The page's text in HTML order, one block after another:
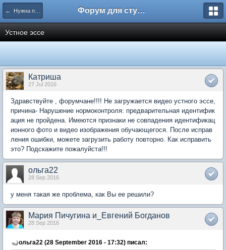
← Нужна помощь Форум для студента СГА
Устное эссе
Катриша
27 Jul 2016
Здравствуйте , форумчане!!!! Не загружается видео устного эссе,
причина- Нарушение нормоконтроля: предварительная идентифик
ация не пройдена. Имеются признаки не совпадения идентификац
ионного фото и видео изображения обучающегося. После исправ
ления ошибки, можете загрузить работу повторно. Как исправить
это? Подскажите пожалуйста!!!
ольга22
28 Sep 2016
у меня такая же проблема, как Вы ее решили?
Мария Пичугина и_Евгений Богданов
28 Sep 2016
ольга22 (28 September 2016 - 17:32) писал: